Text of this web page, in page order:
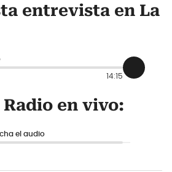
entrevista en La
14:15
Radio en vivo:
el audio